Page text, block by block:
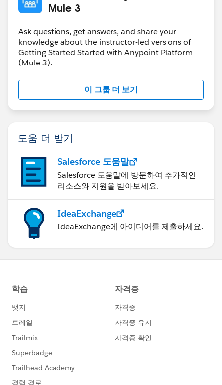
Mule 3
Ask questions, get answers, and share your
knowledge about the instructor-led versions of
Getting Started Started with Anypoint Platform
(Mule 3).
이 그룹 더 보기
도움 더 받기
Salesforce 도움말
Salesforce 도움말에 방문하여 추가적인
리소스와 지원을 받아보세요.
IdeaExchange
IdeaExchange에 아이디어를 제출하세요.